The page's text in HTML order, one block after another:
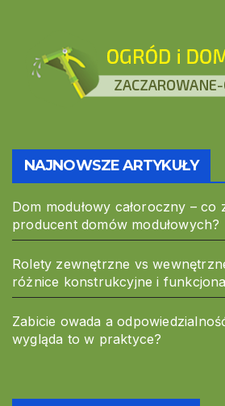
NAJNOWSZE ARTYKUŁY
Dom modułowy całoroczny – co
producent domów modułowych?
Rolety zewnętrzne vs
różnice konstrukcyjne i
Zabicie owada a
wygląda to w praktyce?